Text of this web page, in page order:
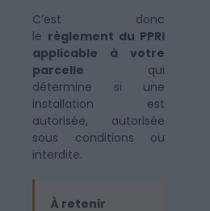
C’est donc
le règlement du PPRI
applicable à votre
parcelle qui
détermine si une
installation est
autorisée, autorisée
sous conditions ou
interdite.
À retenir